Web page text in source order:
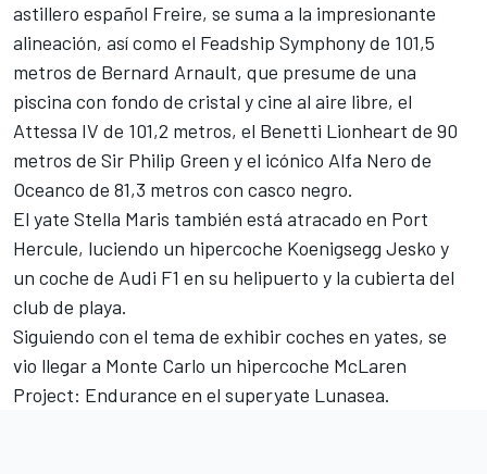
astillero español Freire, se suma a la impresionante
alineación, así como el Feadship Symphony de 101,5
metros de Bernard Arnault, que presume de una
piscina con fondo de cristal y cine al aire libre, el
Attessa IV de 101,2 metros, el Benetti Lionheart de 90
metros de Sir Philip Green y el icónico Alfa Nero de
Oceanco de 81,3 metros con casco negro.
El yate Stella Maris también está atracado en Port
Hercule, luciendo un hipercoche Koenigsegg Jesko y
un coche de Audi F1 en su helipuerto y la cubierta del
club de playa.
Siguiendo con el tema de exhibir coches en yates, se
vio llegar a Monte Carlo un hipercoche McLaren
Project: Endurance en el superyate Lunasea.